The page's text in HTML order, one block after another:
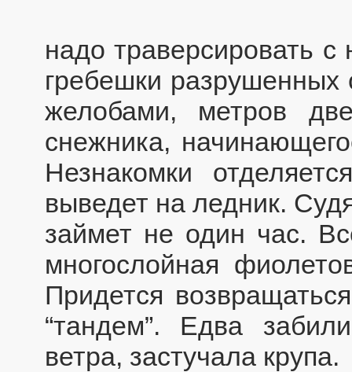
надо траверсировать
гребешки
желобами, метров
снежника,
Незнакомки
выведет на ледник.
займет не один час.
многослойная
Придется
“тандем”. Едва
ветра, застучала крупа.